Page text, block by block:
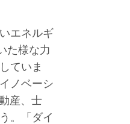
エネルギ
た様な力
ていま
ノベーシ
産、士
。「ダイ